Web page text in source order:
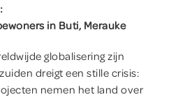
Winkel
in Buti, Merauke
globalisering zijn
dreigt een stille crisis:
nemen het land over